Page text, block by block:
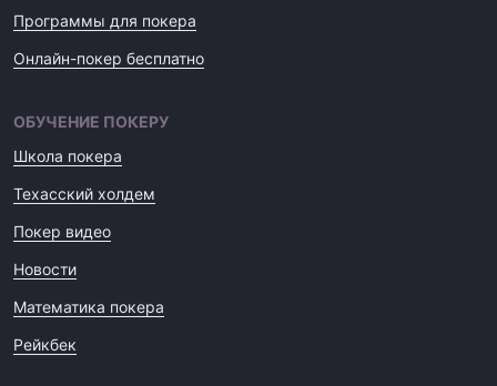
Программы для покера
Онлайн-покер бесплатно
ОБУЧЕНИЕ ПОКЕРУ
Школа покера
Техасский холдем
Покер видео
Новости
Математика покера
Рейкбек